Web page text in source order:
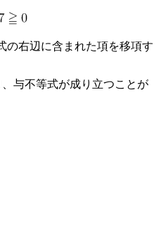
の右辺に含まれた項を移項す
、与不等式が成り立つことが